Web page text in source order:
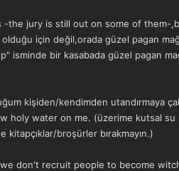
jury is still out on some of them-
için değil,orada güzel pagan
bir kasabada güzel pagan
kişiden/kendimden utandırmaya
holy water on me. (üzerime kutsal su
kitapçıklar/broşürler bırakmayın.)
don't recruit people to become